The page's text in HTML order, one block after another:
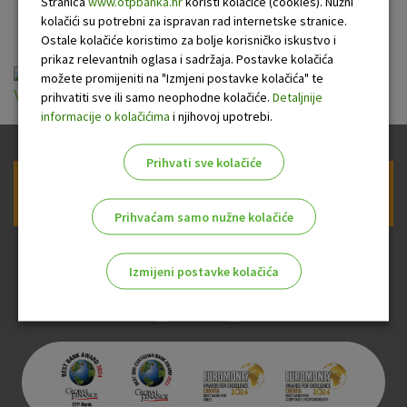
OTP banke
Opća pravila i uvjeti za izdavanje i korištenje
Visa Business kartice_3.10.2024.pdf
kolačići su potrebni za ispravan rad internetske stranice.
Ostale kolačiće koristimo za bolje korisničko iskustvo i
prikaz relevantnih oglasa i sadržaja. Postavke kolačića
možete promijeniti na "Izmjeni postavke kolačića" te
prihvatiti sve ili samo neophodne kolačiće. Detaljnije
informacije o kolačićima i njihovoj upotrebi.
Prihvati sve kolačiće
Prihvaćam samo nužne kolačiće
Izmijeni postavke kolačića